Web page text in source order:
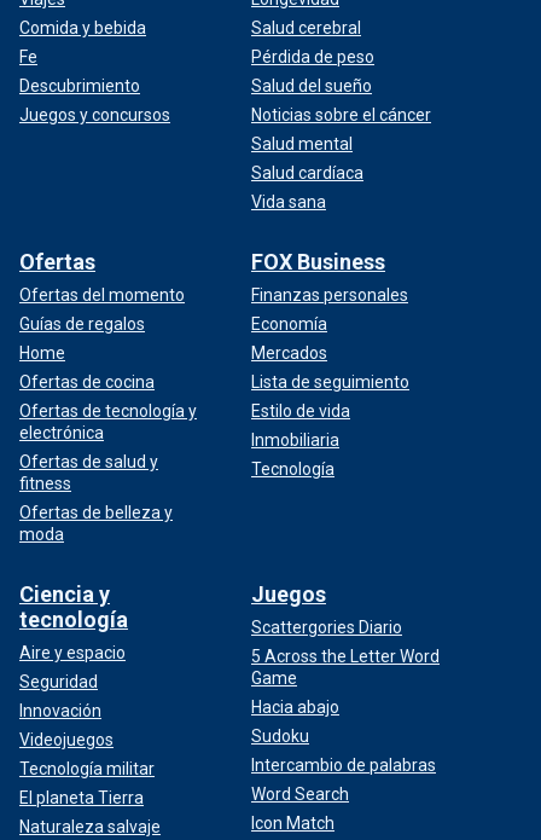
Comida y bebida
Fe
Descubrimiento
Juegos y concursos
Salud cerebral
Pérdida de peso
Salud del sueño
Noticias sobre el cáncer
Salud mental
Salud cardíaca
Vida sana
Ofertas
Ofertas del momento
Guías de regalos
Home
Ofertas de cocina
Ofertas de tecnología y
electrónica
Ofertas de salud y
fitness
Ofertas de belleza y
moda
FOX Business
Finanzas personales
Economía
Mercados
Lista de seguimiento
Estilo de vida
Inmobiliaria
Tecnología
Ciencia y
tecnología
Aire y espacio
Seguridad
Innovación
Videojuegos
Tecnología militar
El planeta Tierra
Naturaleza salvaje
Juegos
Scattergories Diario
5 Across the Letter Word
Game
Hacia abajo
Sudoku
Intercambio de palabras
Word Search
Icon Match